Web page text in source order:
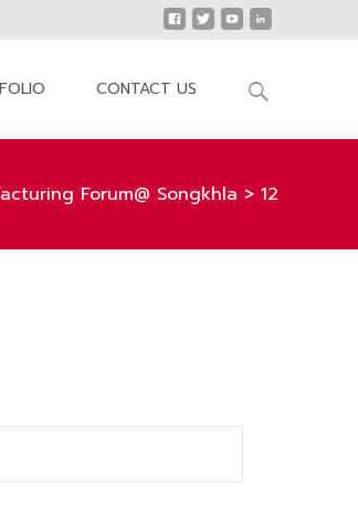
CONTACT US
Search
Forum@ Songkhla > 12